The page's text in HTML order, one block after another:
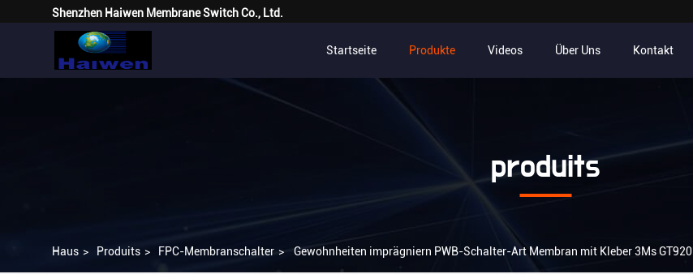
Shenzhen Haiwen Membrane Switch Co., Ltd.
Startseite Produkte Videos Über Uns Kontakt
produits
Haus > Produits > FPC-Membranschalter > Gewohnheiten imprägniern PWB-Schalter-Art Membran mit Kleber 3Ms GT920